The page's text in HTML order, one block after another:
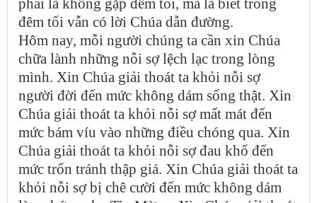
đêm tối vẫn có lời Chúa dẫn đường.
Hôm nay, mỗi người chúng ta cần xin Chúa
chữa lành những nỗi sợ lệch lạc trong lòng
mình. Xin Chúa giải thoát ta khỏi nỗi sợ
người đời đến mức không dám sống thật. Xin
Chúa giải thoát ta khỏi nỗi sợ mất mát đến
mức bám víu vào những điều chóng qua. Xin
Chúa giải thoát ta khỏi nỗi sợ đau khổ đến
mức trốn tránh thập giá. Xin Chúa giải thoát ta
khỏi nỗi sợ bị chê cười đến mức không dám